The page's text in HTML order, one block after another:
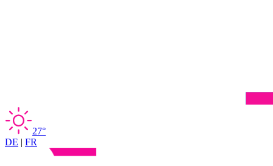
27°
DE | FR